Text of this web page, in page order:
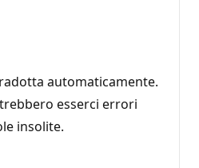
automaticamente.
esserci errori
insolite.